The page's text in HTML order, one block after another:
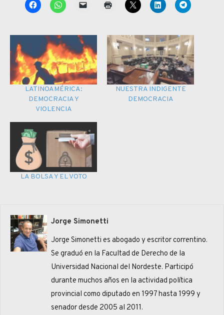
LATINOAMÉRICA:
DEMOCRACIA Y
VIOLENCIA
NUESTRA INDIGENTE
DEMOCRACIA
LA BOLSA Y EL VOTO
Jorge Simonetti
Jorge Simonetti es abogado y escritor correntino.
Se graduó en la Facultad de Derecho de la
Universidad Nacional del Nordeste. Participó
durante muchos años en la actividad política
provincial como diputado en 1997 hasta 1999 y
senador desde 2005 al 2011.